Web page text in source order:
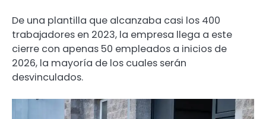
De una plantilla que alcanzaba casi los 400
trabajadores en 2023, la empresa llega a este
cierre con apenas 50 empleados a inicios de
2026, la mayoría de los cuales serán
desvinculados.